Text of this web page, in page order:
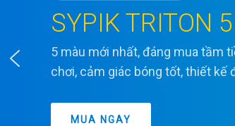
SYPIK TRITON
5 màu mới nhất, đáng mua tầm
chơi, cảm giác bóng tốt, thiết kế
MUA NGAY